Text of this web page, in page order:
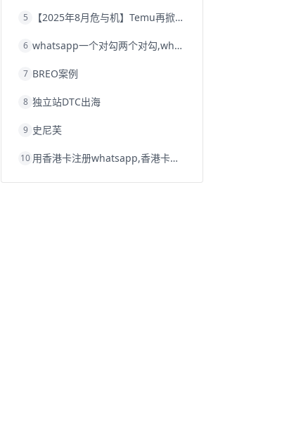
跨境电商优势跨境电商的优势seo运营
whatsapp群发
5 【2025年8月危与机】Temu再掀封店风暴，独立站才是跨境卖家的避险通道
6 whatsapp一个对勾两个对勾,whatsapp对勾代表什么意思
7 BREO案例
8 独立站DTC出海
9 史尼芙
10 用香港卡注册whatsapp,香港卡不能注册whatsapp